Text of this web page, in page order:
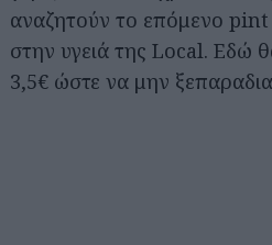
αναζητούν το επόμενο
στην υγειά της Local. Εδώ
3,5€ ώστε να μην